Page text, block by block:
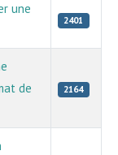
une
2401
de
2164